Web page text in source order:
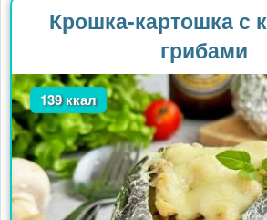
Крошка-картошка с
грибами
139 ккал